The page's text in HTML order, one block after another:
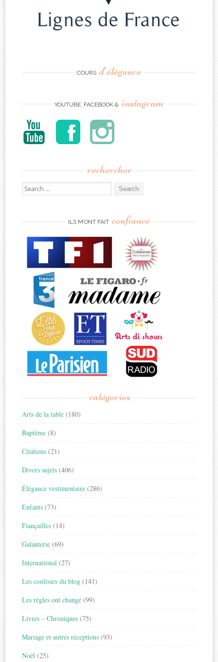
COURS d’élégance
YOUTUBE, FACEBOOK & instagram
rechercher
Search
for:
ILS M’ONT FAIT confiance
catégories
Arts de la table (180)
Baptême (8)
Citations (21)
Divers sujets (406)
Élégance vestimentaire (286)
Enfants (73)
Fiançailles (14)
Galanterie (69)
International (27)
Les coulisses du blog (141)
Les règles ont changé (99)
Livres – Chroniques (75)
Mariage et autres réceptions (93)
Noël (25)